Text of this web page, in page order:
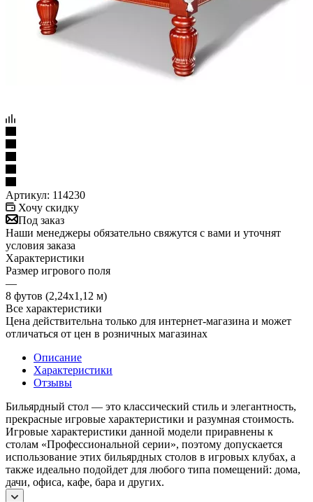
Артикул: 114230
Хочу скидку
Под заказ
Наши менеджеры обязательно свяжутся с вами и уточнят
условия заказа
Характеристики
Размер игрового поля
—
8 футов (2,24х1,12 м)
Все характеристики
Цена действительна только для интернет-магазина и может
отличаться от цен в розничных магазинах
Описание
Характеристики
Отзывы
Бильярдный стол — это классический стиль и элегантность,
прекрасные игровые характеристики и разумная стоимость.
Игровые характеристики данной модели приравнены к
столам «Профессиональной серии», поэтому допускается
использование этих бильярдных столов в игровых клубах, а
также идеально подойдет для любого типа помещений: дома,
дачи, офиса, кафе, бара и других.